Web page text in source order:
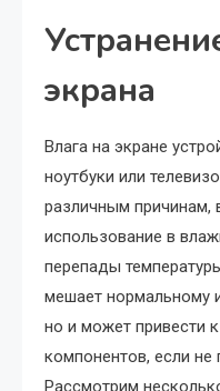
экрана
Влага на экране
ноутбуки или
различным
использование в
перепады
мешает нормальному
но и может привести
компонентов, если
Рассмотрим